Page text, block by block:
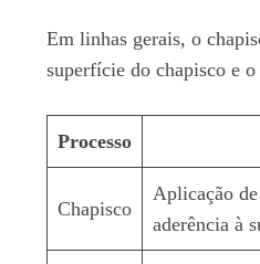
Em linhas gerais, o
superfície do chapisco e
Processo
Chapisco
Aplicação
aderência à